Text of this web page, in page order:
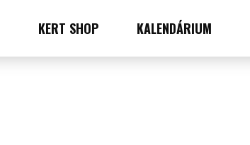
KERT SHOP KALENDÁRIUM